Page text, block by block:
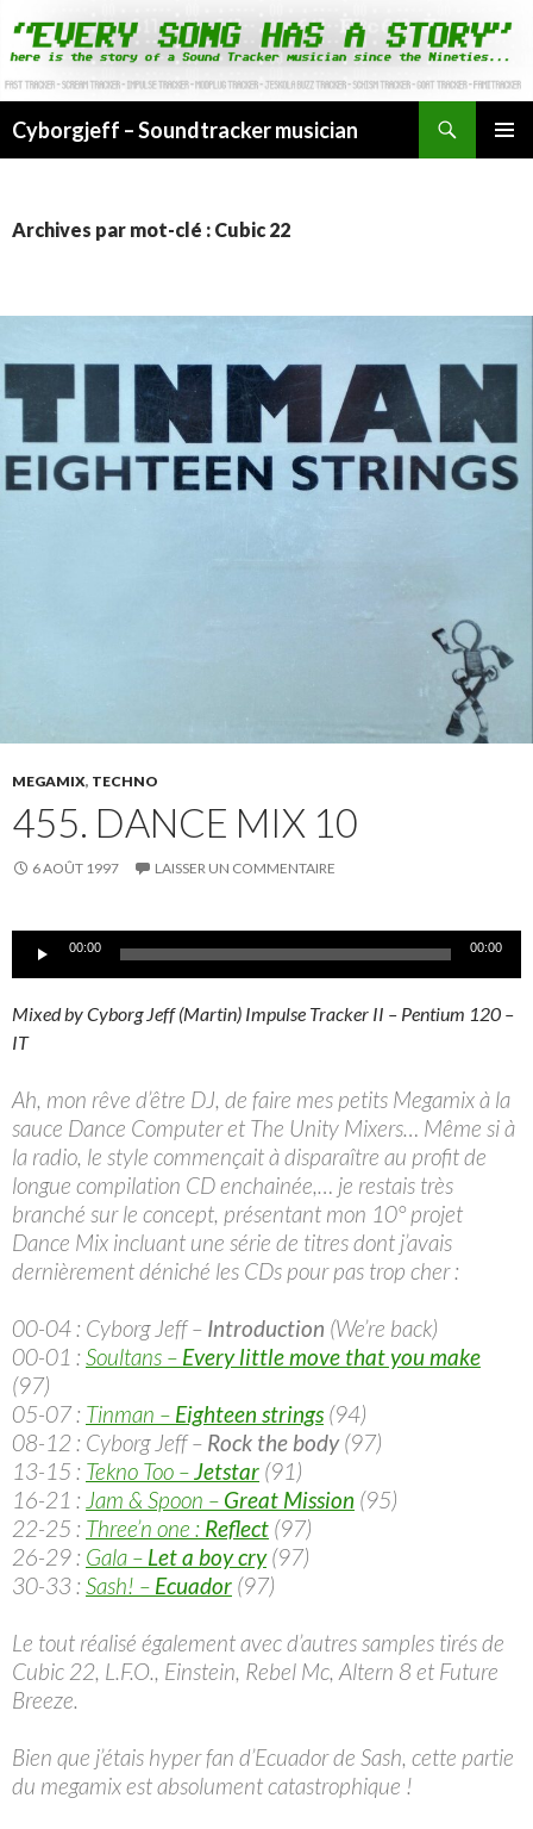
Cyborgjeff – Soundtracker musician
Archives par mot-clé : Cubic 22
MEGAMIX, TECHNO
455. DANCE MIX 10
6 AOÛT 1997 LAISSER UN COMMENTAIRE
Lecteur00:00 00:00
Mixed by Cyborg Jeff (Martin) Impulse Tracker II – Pentium 120 –
IT
Ah, mon rêve d’être DJ, de faire mes petits Megamix à la
sauce Dance Computer et The Unity Mixers… Même si à
la radio, le style commençait à disparaître au profit de
longue compilation CD enchainée,… je restais très
branché sur le concept, présentant mon 10° projet
Dance Mix incluant une série de titres dont j’avais
dernièrement déniché les CDs pour pas trop cher :
00-04 : Cyborg Jeff – Introduction (We’re back)
00-01 : Soultans – Every little move that you make
(97)
05-07 : Tinman – Eighteen strings (94)
08-12 : Cyborg Jeff – Rock the body(97)
13-15 : Tekno Too –Jetstar (91)
16-21 : Jam & Spoon – Great Mission (95)
22-25 : Three’n one : Reflect (97)
26-29 : Gala – Let a boy cry(97)
30-33 : Sash! – Ecuador (97)
Le tout réalisé également avec d’autres samples tirés de
Cubic 22, L.F.O., Einstein, Rebel Mc, Altern 8 et Future
Breeze.
Bien que j’étais hyper fan d’Ecuador de Sash, cette partie
du megamix est absolument catastrophique !